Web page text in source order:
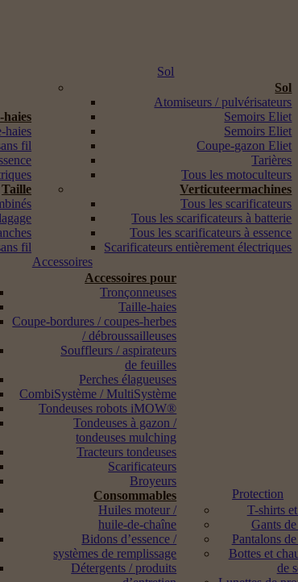
haies
haies
fil
Taille
fil
Sol
Sol
Atomiseurs / pulvérisateurs
Semoirs Eliet
Semoirs Eliet
Coupe-gazon Eliet
Tarières
Tous les motoculteurs
Verticuteermachines
Tous les scarificateurs
Tous les scarificateurs à batterie
Tous les scarificateurs à essence
Scarificateurs entièrement électriques
Accessoires
Accessoires pour
Tronçonneuses
Taille-haies
Coupe-bordures / coupes-herbes
/ débroussailleuses
Souffleurs / aspirateurs
de feuilles
Perches élagueuses
CombiSystème / MultiSystème
Tondeuses robots iMOW®
Tondeuses à gazon /
tondeuses mulching
Tracteurs tondeuses
Scarificateurs
Broyeurs
Consommables
Huiles moteur /
huile-de-chaîne
Bidons d’essence /
systèmes de remplissage
Détergents / produits
Protection
T-shirts
Gants
Pantalons
Bottes et
de